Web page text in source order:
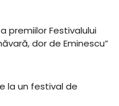
premiilor Festivalului
dor de Eminescu”
la un festival de